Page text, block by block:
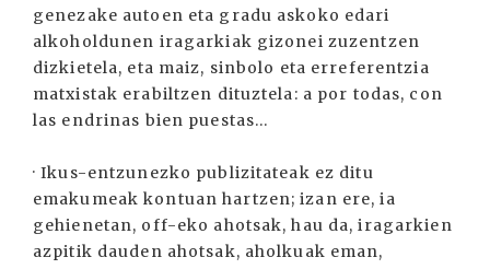
genezake autoen eta gradu askoko edari
alkoholdunen iragarkiak gizonei zuzentzen
dizkietela, eta maiz, sinbolo eta erreferentzia
matxistak erabiltzen dituztela: a por todas, con
las endrinas bien puestas...
· Ikus-entzunezko publizitateak ez ditu
emakumeak kontuan hartzen; izan ere, ia
gehienetan, off-eko ahotsak, hau da, iragarkien
azpitik dauden ahotsak, aholkuak eman,